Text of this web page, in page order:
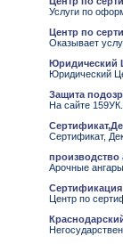
Услуги по
Центр по
Оказывает
Юридический
Юридический
Защита
На сайте
Сертификат,
производство
Арочные
Сертификация
Центр по